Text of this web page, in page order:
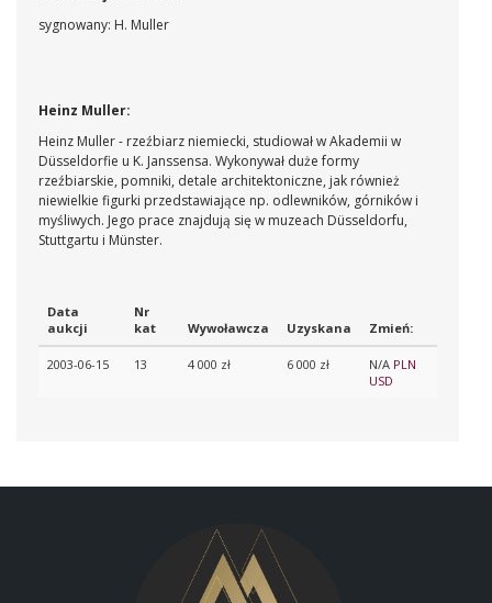
sygnowany: H. Muller
Heinz Muller:
Heinz Muller - rzeźbiarz niemiecki, studiował w Akademii w
Düsseldorfie u K. Janssensa. Wykonywał duże formy
rzeźbiarskie, pomniki, detale architektoniczne, jak również
niewielkie figurki przedstawiające np. odlewników, górników i
myśliwych. Jego prace znajdują się w muzeach Düsseldorfu,
Stuttgartu i Münster.
Data
aukcji
Nr
kat
Wywoławcza Uzyskana Zmień:
2003-06-15 13 4 000 zł 6 000 zł N/A PLN
USD